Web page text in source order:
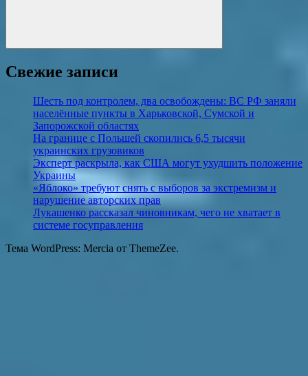
Поиск
Свежие записи
Шесть под контролем, два освобождены: ВС РФ заняли
населённые пункты в Харьковской, Сумской и
Запорожской областях
На границе с Польшей скопились 6,5 тысячи
украинских грузовиков
Эксперт раскрыла, как США могут ухудшить положение
Украины
«Яблоко» требуют снять с выборов за экстремизм и
нарушение авторских прав
Лукашенко рассказал чиновникам, чего не хватает в
системе госуправления
Тема WordPress: Mercia от ThemeZee.